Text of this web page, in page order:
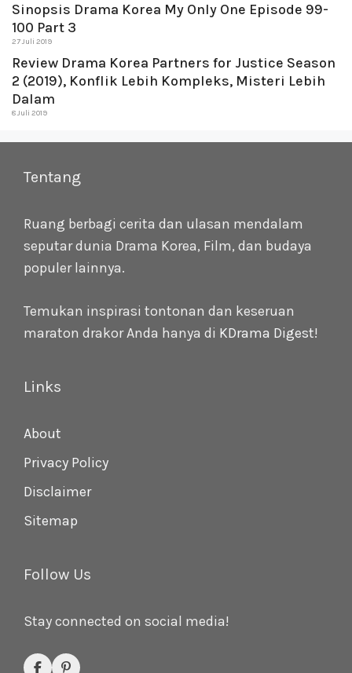
Sinopsis Drama Korea My Only One Episode 99-
100 Part 3
27 Juli 2019
Review Drama Korea Partners for Justice Season
2 (2019), Konflik Lebih Kompleks, Misteri Lebih
Dalam
8 Juli 2019
Tentang
Ruang berbagi cerita dan ulasan mendalam
seputar dunia Drama Korea, Film, dan budaya
populer lainnya.
Temukan inspirasi tontonan dan keseruan
maraton drakor Anda hanya di KDrama Digest!
Links
About
Privacy Policy
Disclaimer
Sitemap
Follow Us
Stay connected on social media!